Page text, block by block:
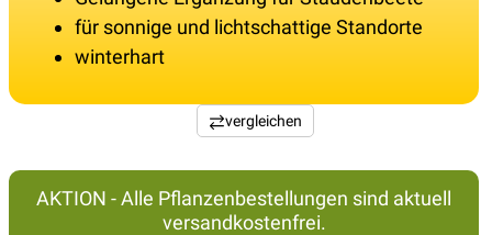
für sonnige und lichtschattige Standorte
winterhart
vergleichen
AKTION - Alle Pflanzenbestellungen sind aktuell
versandkostenfrei.